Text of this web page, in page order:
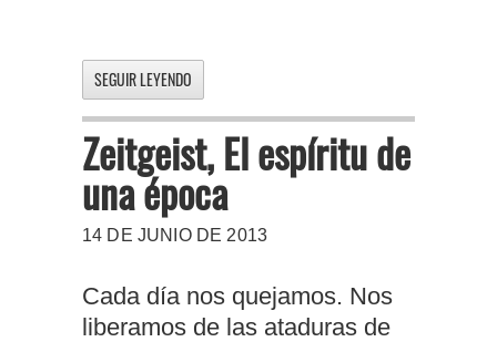
SEGUIR LEYENDO
Zeitgeist, El espíritu de
una época
14 DE JUNIO DE 2013
Cada día nos quejamos. Nos
liberamos de las ataduras de